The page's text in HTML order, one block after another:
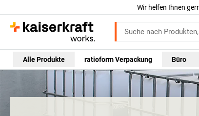
Wir helfen Ihnen
Alle Produkte ratioform Verpackung Büro